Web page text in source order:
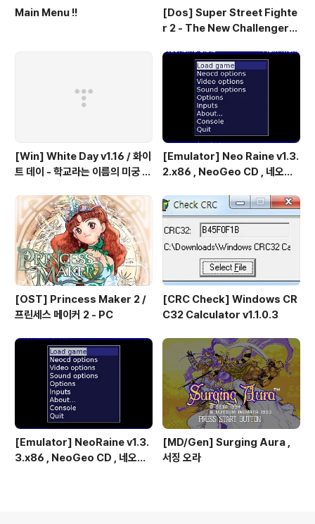
Main Menu !!
[Dos] Super Street Fighte
r 2 - The New Challengers
파이터 2 - 더 뉴 챌린져 & 하이퍼
파이팅 / 대전 액션 - 국산소프트
[Win] White Day v1.16 / 화이
트 데이 - 학교라는 이름의 미궁 -
[Emulator] Neo Raine v1.3.
2.x86 , NeoGeo CD , 네오지
[OST] Princess Maker 2 /
프린세스 메이커 2 - PC
[CRC Check] Windows CR
C32 Calculator v1.1.0.3
[Emulator] NeoRaine v1.3.
3.x86 , NeoGeo CD , 네오지
[MD/Gen] Surging Aura ,
서징 오라